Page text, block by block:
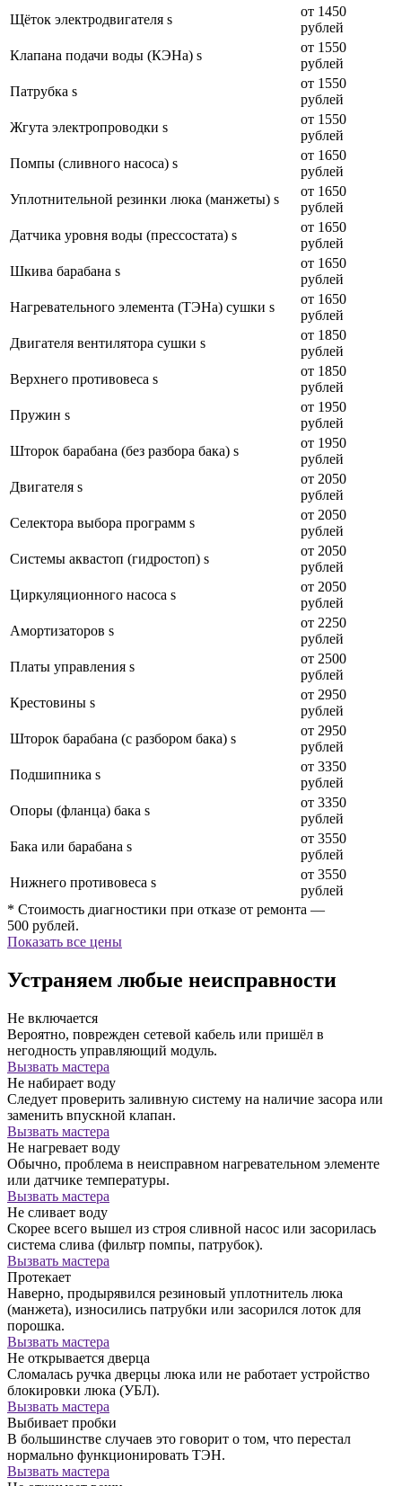
Щёток электродвигателя s
от 1450
рублей
Клапана подачи воды (КЭНа) s
от 1550
рублей
Патрубка s
от 1550
рублей
Жгута электропроводки s
от 1550
рублей
Помпы (сливного насоса) s
от 1650
рублей
Уплотнительной резинки люка (манжеты) s
от 1650
рублей
Датчика уровня воды (прессостата) s
от 1650
рублей
Шкива барабана s
от 1650
рублей
Нагревательного элемента (ТЭНа) сушки s
от 1650
рублей
Двигателя вентилятора сушки s
от 1850
рублей
Верхнего противовеса s
от 1850
рублей
Пружин s
от 1950
рублей
Шторок барабана (без разбора бака) s
от 1950
рублей
Двигателя s
от 2050
рублей
Селектора выбора программ s
от 2050
рублей
Системы аквастоп (гидростоп) s
от 2050
рублей
Циркуляционного насоса s
от 2050
рублей
Амортизаторов s
от 2250
рублей
Платы управления s
от 2500
рублей
Крестовины s
от 2950
рублей
Шторок барабана (с разбором бака) s
от 2950
рублей
Подшипника s
от 3350
рублей
Опоры (фланца) бака s
от 3350
рублей
Бака или барабана s
от 3550
рублей
Нижнего противовеса s
от 3550
рублей
* Стоимость диагностики при отказе от ремонта —
500 рублей.
Показать все цены
Устраняем любые неисправности
Не включается
Вероятно, поврежден сетевой кабель или пришёл в
негодность управляющий модуль.
Вызвать мастера
Не набирает воду
Следует проверить заливную систему на наличие засора или
заменить впускной клапан.
Вызвать мастера
Не нагревает воду
Обычно, проблема в неисправном нагревательном элементе
или датчике температуры.
Вызвать мастера
Не сливает воду
Скорее всего вышел из строя сливной насос или засорилась
система слива (фильтр помпы, патрубок).
Вызвать мастера
Протекает
Наверно, продырявился резиновый уплотнитель люка
(манжета), износились патрубки или засорился лоток для
порошка.
Вызвать мастера
Не открывается дверца
Сломалась ручка дверцы люка или не работает устройство
блокировки люка (УБЛ).
Вызвать мастера
Выбивает пробки
В большинстве случаев это говорит о том, что перестал
нормально функционировать ТЭН.
Вызвать мастера